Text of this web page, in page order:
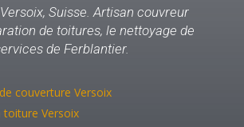
Suisse. Artisan couvreur
de toitures, le nettoyage de
de Ferblantier.
couverture Versoix
toiture Versoix